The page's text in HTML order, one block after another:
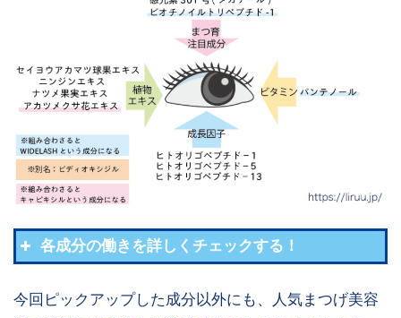
各成分の働きを詳しくチェックする！
セイヨウアカマツ球果エ
頭皮や髪の毛を滑らかに
今回ピックアップした成分以外にも、人気まつげ美容